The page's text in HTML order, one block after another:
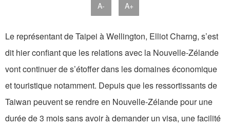
A- A+
Le représentant de Taipei à Wellington, Elliot Charng, s’est
dit hier confiant que les relations avec la Nouvelle-Zélande
vont continuer de s’étoffer dans les domaines économique
et touristique notamment. Depuis que les ressortissants de
Taiwan peuvent se rendre en Nouvelle-Zélande pour une
durée de 3 mois sans avoir à demander un visa, une facilité